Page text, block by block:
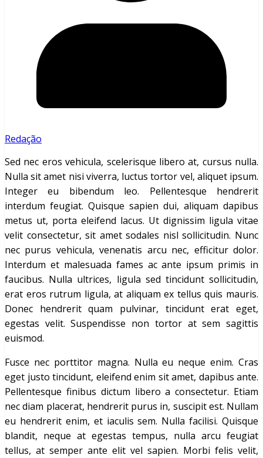
Redação
Sed nec eros vehicula, scelerisque libero at, cursus nulla.
Nulla sit amet nisi viverra, luctus tortor vel, aliquet ipsum.
Integer eu bibendum leo. Pellentesque hendrerit
interdum feugiat. Quisque sapien dui, aliquam dapibus
metus ut, porta eleifend lacus. Ut dignissim ligula vitae
velit consectetur, sit amet sodales nisl sollicitudin. Nunc
nec purus vehicula, venenatis arcu nec, efficitur dolor.
Interdum et malesuada fames ac ante ipsum primis in
faucibus. Nulla ultrices, ligula sed tincidunt sollicitudin,
erat eros rutrum ligula, at aliquam ex tellus quis mauris.
Donec hendrerit quam pulvinar, tincidunt erat eget,
egestas velit. Suspendisse non tortor at sem sagittis
euismod.
Fusce nec porttitor magna. Nulla eu neque enim. Cras
eget justo tincidunt, eleifend enim sit amet, dapibus ante.
Pellentesque finibus dictum libero a consectetur. Etiam
nec diam placerat, hendrerit purus in, suscipit est. Nullam
eu hendrerit enim, et iaculis sem. Nulla facilisi. Quisque
blandit, neque at egestas tempus, nulla arcu feugiat
tellus, at semper ante elit vel sapien. Morbi felis velit,